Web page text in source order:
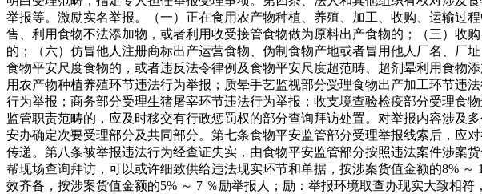
举报等。激励实名举报。（一）正在食用农产物种植、养殖、加工、收购、运输过
售、利用食物不法添加物，或者利用收受接管食物做为原料出产食物的；（三）收
的；（六）仿冒他人注册商标出产运营食物、伪制食物产地或者冒用他人厂名、厂
食物平安尺度食物的，或者违反法令律例及食物平安尺度超范畴、超剂晕利用食物
用农产物种植养殖环节违法行为举报；质晕手艺监视部分受理食物出产加工环节违
行为举报；商务部分受理生猪屠宰环节违法行为举报；收支境查验检疫部分受理食
监管职责范畴的，应及时移交有行政惩罚权的部分查询拜访处置。对举报内容涉及
安办确定次要受理部分及共同部分。第七条食物平安监管部分受理举报线索后，应
传递。第八条被举报违法行为经查证失实，由食物平安监管部分按照违法案件涉案
帮现场查询拜访，可以或许细致供给违法现实环节和单据，按涉案货值金额的8%
效齐备，按涉案货值金额的5% ～ 7 ％励举报人；励：举报环境取查办现实大致相